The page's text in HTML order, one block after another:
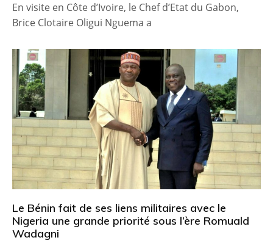
En visite en Côte d’Ivoire, le Chef d’Etat du Gabon,
Brice Clotaire Oligui Nguema a
Le Bénin fait de ses liens militaires avec le
Nigeria une grande priorité sous l’ère Romuald
Wadagni